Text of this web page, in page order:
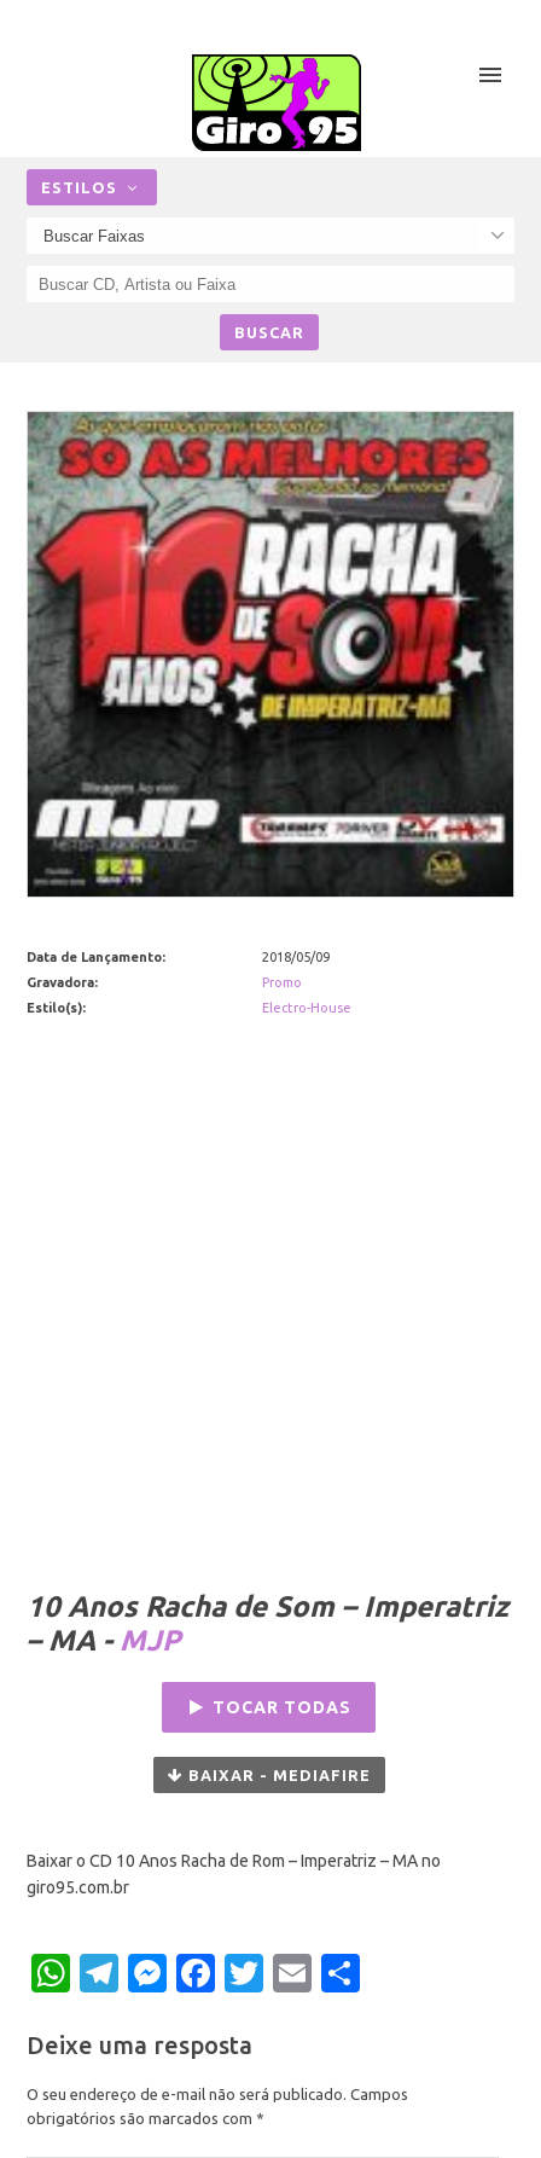
ESTILOS
Data de Lançamento:
2018/05/09
Gravadora:
Promo
Estilo(s):
Electro-House
10 Anos Racha de Som – Imperatriz
– MA - MJP
TOCAR TODAS
BAIXAR - MEDIAFIRE
Baixar o CD 10 Anos Racha de Rom – Imperatriz – MA no
giro95.com.br
WhatsApp
Telegram
Messenger
Facebook
Twitter
Email
Deixe uma resposta
O seu endereço de e-mail não será publicado. Campos
obrigatórios são marcados com *